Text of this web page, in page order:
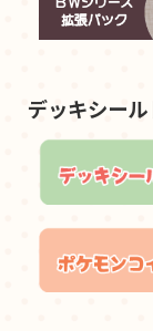
デッキシー